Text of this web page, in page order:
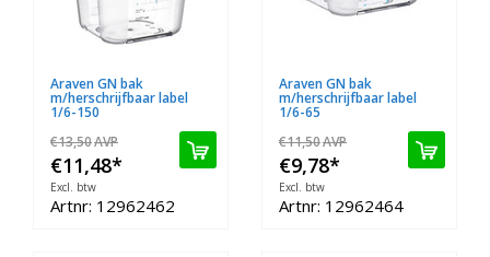
Araven GN bak
m/herschrijfbaar label
1/6-150
€13,50AVP
€11,48*
Excl. btw
Artnr: 12962462
Araven GN bak
m/herschrijfbaar label
1/6-65
€11,50AVP
€9,78*
Excl. btw
Artnr: 12962464